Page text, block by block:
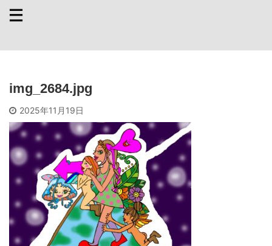
img_2684.jpg
2025年11月19日